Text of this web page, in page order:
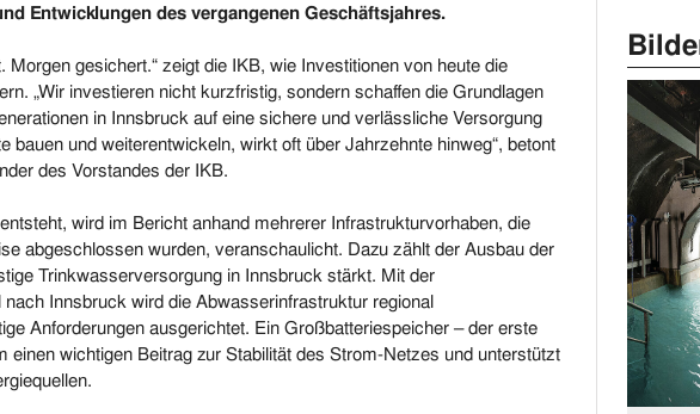
Entwicklungen des vergangenen Geschäftsjahres.
Morgen gesichert.“ zeigt die IKB, wie Investitionen von heute die
„Wir investieren nicht kurzfristig, sondern schaffen die Grundlagen
in Innsbruck auf eine sichere und verlässliche Versorgung
bauen und weiterentwickeln, wirkt oft über Jahrzehnte hinweg“, betont
des Vorstandes der IKB.
wird im Bericht anhand mehrerer Infrastrukturvorhaben, die
abgeschlossen wurden, veranschaulicht. Dazu zählt der Ausbau der
Trinkwasserversorgung in Innsbruck stärkt. Mit der
Innsbruck wird die Abwasserinfrastruktur regional
Anforderungen ausgerichtet. Ein Großbatteriespeicher – der erste
einen wichtigen Beitrag zur Stabilität des Strom-Netzes und unterstützt